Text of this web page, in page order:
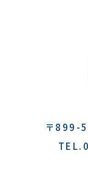
〒899-